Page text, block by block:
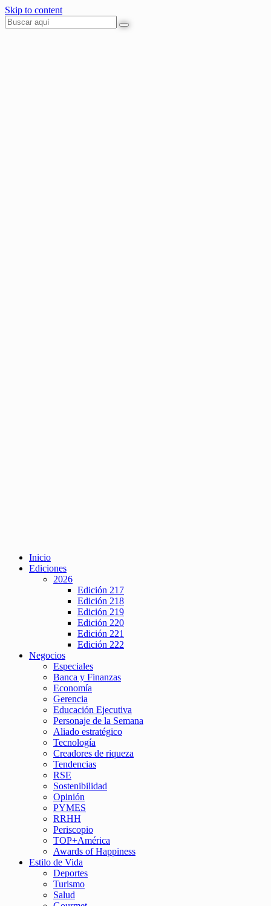
Skip to content
Inicio
Ediciones
2026
Edición 217
Edición 218
Edición 219
Edición 220
Edición 221
Edición 222
Negocios
Especiales
Banca y Finanzas
Economía
Gerencia
Educación Ejecutiva
Personaje de la Semana
Aliado estratégico
Tecnología
Creadores de riqueza
Tendencias
RSE
Sostenibilidad
Opinión
PYMES
RRHH
Periscopio
TOP+América
Awards of Happiness
Estilo de Vida
Deportes
Turismo
Salud